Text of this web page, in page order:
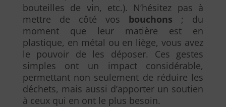
bouteilles de vin, etc.). N’hésitez pas à
mettre de côté vos bouchons ; du
moment que leur matière est en
plastique, en métal ou en liège, vous avez
le pouvoir de les déposer. Ces gestes
simples ont un impact considérable,
permettant non seulement de réduire les
déchets, mais aussi d’apporter un soutien
à ceux qui en ont le plus besoin.